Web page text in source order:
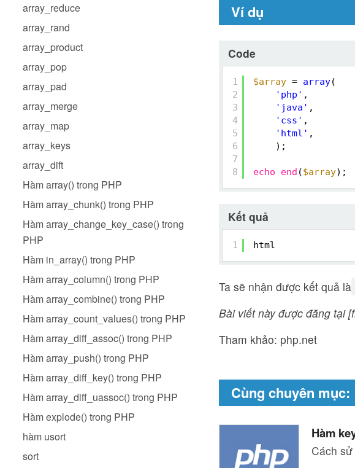
array_reduce
array_rand
array_product
array_pop
array_pad
array_merge
array_map
array_keys
array_dift
Hàm array() trong PHP
Hàm array_chunk() trong PHP
Hàm array_change_key_case() trong
PHP
Hàm in_array() trong PHP
Hàm array_column() trong PHP
Hàm array_combine() trong PHP
Hàm array_count_values() trong PHP
Hàm array_diff_assoc() trong PHP
Hàm array_push() trong PHP
Hàm array_diff_key() trong PHP
Hàm array_diff_uassoc() trong PHP
Hàm explode() trong PHP
hàm usort
sort
Ví dụ
Code
1
2
3
4
5
6
7
8
$array = array(
'php' ,
'java' ,
'css' ,
'html' ,
);
echo end ($array);
Kết quả
1 html
Ta sẽ nhận được kết quả là
Bài viết này được đăng tại
Tham khảo: php.net
Cùng chuyên mục:
Hàm
Cách